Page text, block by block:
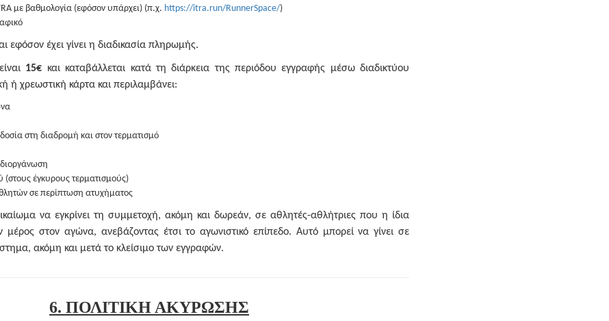
με βαθμολογία (εφόσον υπάρχει) (π.χ. https://itra.run/RunnerSpace/)
εφόσον έχει γίνει η διαδικασία πληρωμής.
15€ και καταβάλλεται κατά τη διάρκεια της περιόδου εγγραφής μέσω διαδικτύου
ή χρεωστική κάρτα και περιλαμβάνει:
στη διαδρομή και στον τερματισμό
(στους έγκυρους τερματισμούς)
σε περίπτωση ατυχήματος
να εγκρίνει τη συμμετοχή, ακόμη και δωρεάν, σε αθλητές-αθλήτριες που η ίδια
μέρος στον αγώνα, ανεβάζοντας έτσι το αγωνιστικό επίπεδο. Αυτό μπορεί να γίνει σε
ακόμη και μετά το κλείσιμο των εγγραφών.
6. ΠΟΛΙΤΙΚΗ ΑΚΥΡΩΣΗΣ